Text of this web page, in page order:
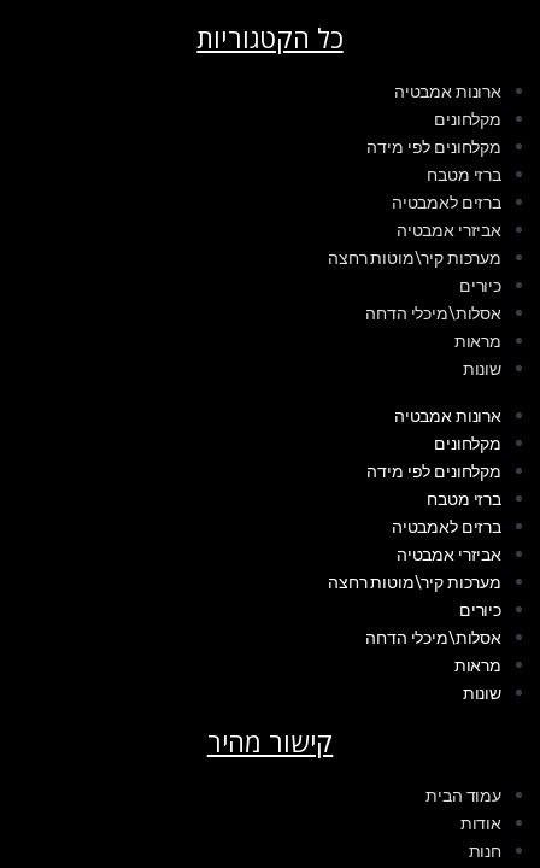
כל הקטגוריות
ארונות אמבטיה
מקלחונים
מקלחונים לפי מידה
ברזי מטבח
ברזים לאמבטיה
אביזרי אמבטיה
מערכות קיר\מוטות רחצה
כיורים
אסלות\מיכלי הדחה
מראות
שונות
ארונות אמבטיה
מקלחונים
מקלחונים לפי מידה
ברזי מטבח
ברזים לאמבטיה
אביזרי אמבטיה
מערכות קיר\מוטות רחצה
כיורים
אסלות\מיכלי הדחה
מראות
שונות
קישור מהיר
עמוד הבית
אודות
חנות